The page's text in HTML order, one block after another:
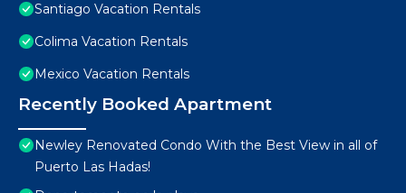
Santiago Vacation Rentals
Colima Vacation Rentals
Mexico Vacation Rentals
Recently Booked Apartment
Newley Renovated Condo With the Best View in all of
Puerto Las Hadas!